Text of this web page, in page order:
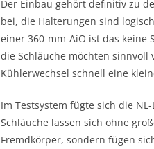
Der Einbau gehört definitiv zu
bei, die Halterungen sind
einer 360-mm-AiO ist das
die Schläuche möchten
Kühlerwechsel schnell eine
Im Testsystem fügte sich die
Schläuche lassen sich ohne
Fremdkörper, sondern fügen